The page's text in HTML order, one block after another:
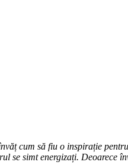
cum să fiu o inspirație
se simt energizați.